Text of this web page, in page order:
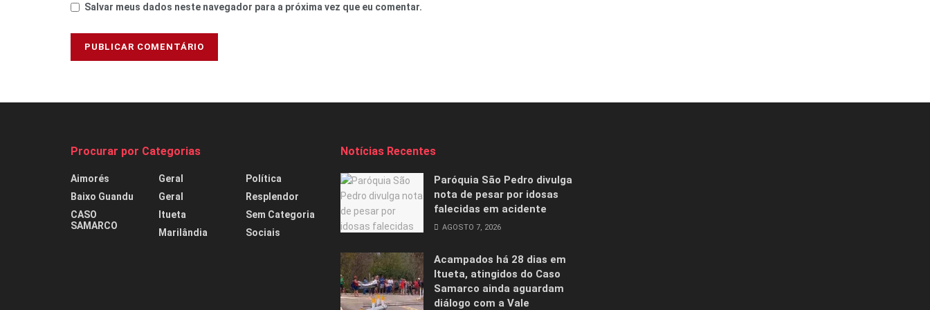
Salvar meus dados neste navegador para a próxima vez que eu comentar.
Procurar por Categorias
Aimorés
Baixo Guandu
CASO
SAMARCO
Geral
Geral
Itueta
Marilândia
Política
Resplendor
Sem Categoria
Sociais
Notícias Recentes
Paróquia São Pedro divulga
nota de pesar por idosas
falecidas em acidente
AGOSTO 7, 2026
Acampados há 28 dias em
Itueta, atingidos do Caso
Samarco ainda aguardam
diálogo com a Vale